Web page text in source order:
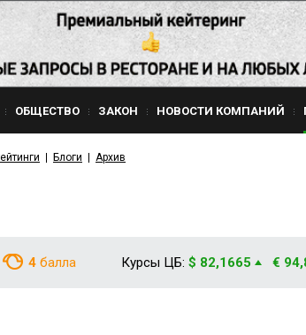
ОБЩЕСТВО ЗАКОН НОВОСТИ КОМПАНИЙ
Блоги Архив
4 балла Курсы ЦБ: $ 82,1665 €